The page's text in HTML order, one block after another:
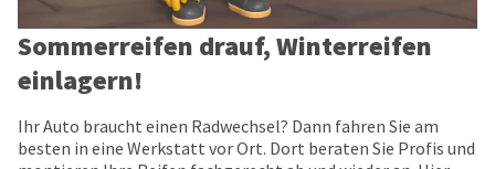
Sommerreifen drauf, Winterreifen
einlagern!
Ihr Auto braucht einen Radwechsel? Dann fahren Sie am
besten in eine Werkstatt vor Ort. Dort beraten Sie Profis und